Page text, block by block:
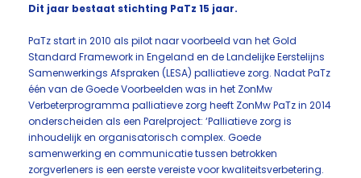
Dit jaar bestaat stichting PaTz 15 jaar.
PaTz start in 2010 als pilot naar voorbeeld van het Gold
Standard Framework in Engeland en de Landelijke Eerstelijns
Samenwerkings Afspraken (LESA) palliatieve zorg. Nadat PaTz
één van de Goede Voorbeelden was in het ZonMw
Verbeterprogramma palliatieve zorg heeft ZonMw PaTz in 2014
onderscheiden als een Parelproject: ‘Palliatieve zorg is
inhoudelijk en organisatorisch complex. Goede
samenwerking en communicatie tussen betrokken
zorgverleners is een eerste vereiste voor kwaliteitsverbetering.